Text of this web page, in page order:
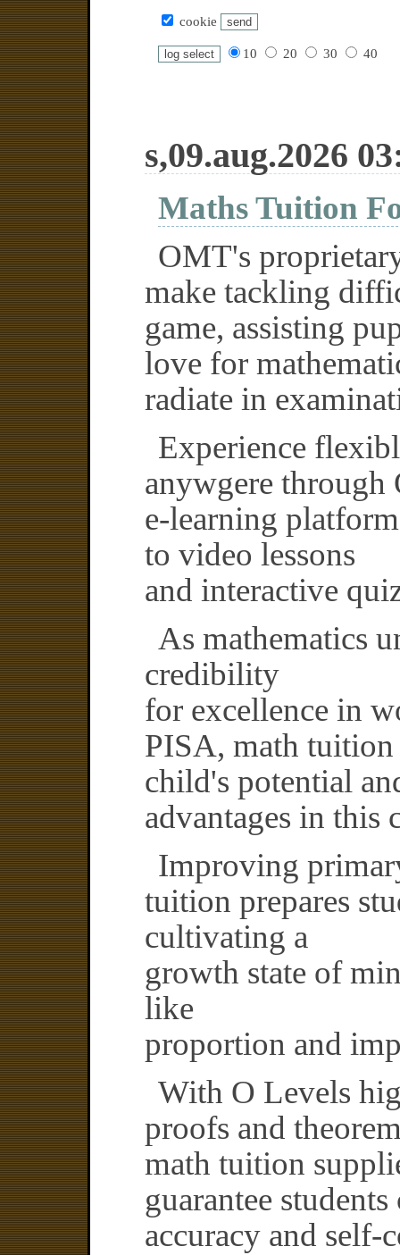
cookie
10 20 30 40
s,09.aug.2026
Maths Tuition
OMT's
make tackling
game, assisting
love for
radiate in
Experience
anywgere
e-learning
to video lessons
and interactive
As mathematics
credibility
for excellence in
PISA, math
child's potential
advantages in this
Improving
tuition prepares
cultivating a
growth state of
like
proportion and
With O Levels
proofs and
math tuition
guarantee
accuracy and self-